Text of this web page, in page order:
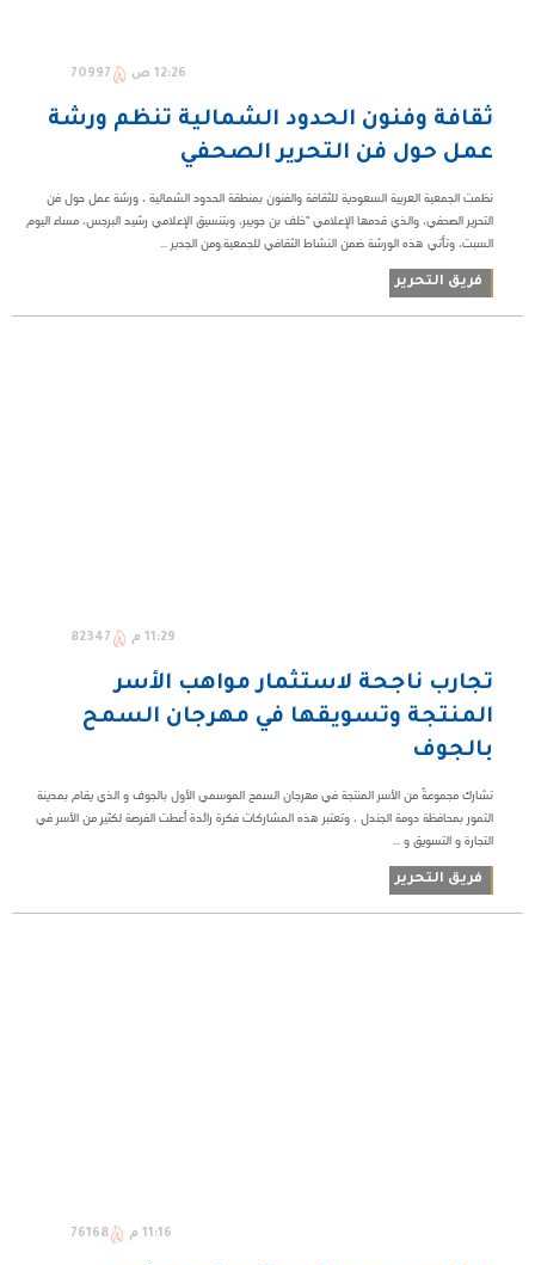
12:26 ص 70997
ثقافة وفنون الحدود الشمالية تنظم ورشة
عمل حول فن التحرير الصحفي
نظمت الجمعية العربية السعودية للثقافة والفنون بمنطقة الحدود الشمالية ، ورشة عمل حول فن
التحرير الصحفي، والذي قدمها الإعلامي "خلف بن جويبر، وبتنسيق الإعلامي رشيد البرجس، مساء اليوم
السبت، وتأتي هذه الورشة ضمن النشاط الثقافي للجمعية.ومن الجدير ...
فريق التحرير
11:29 م 82347
تجارب ناجحة لاستثمار مواهب الأسر
المنتجة وتسويقها في مهرجان السمح
بالجوف
تشارك مجموعةٌ من الأسر المنتجة في مهرجان السمح الموسمي الأول بالجوف و الذي يقام بمدينة
التمور بمحافظة دومة الجندل ، وتعتبر هذه المشاركات فكرة رائدة أعطت الفرصة لكثيرٍ من الأسر في
التجارة و التسويق و ...
فريق التحرير
11:16 م 76168